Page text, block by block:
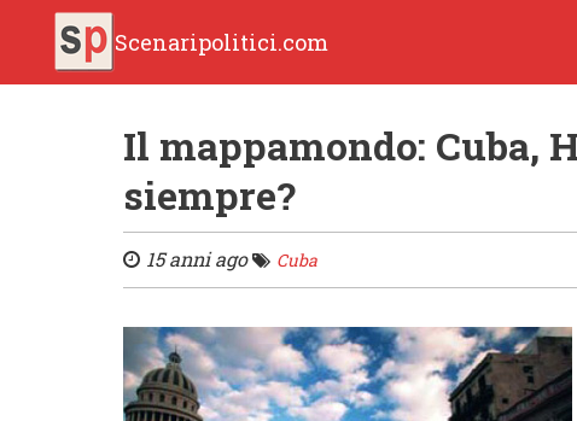
Scenaripolitici.com
Il mappamondo: Cuba,
siempre?
15 anni ago Cuba